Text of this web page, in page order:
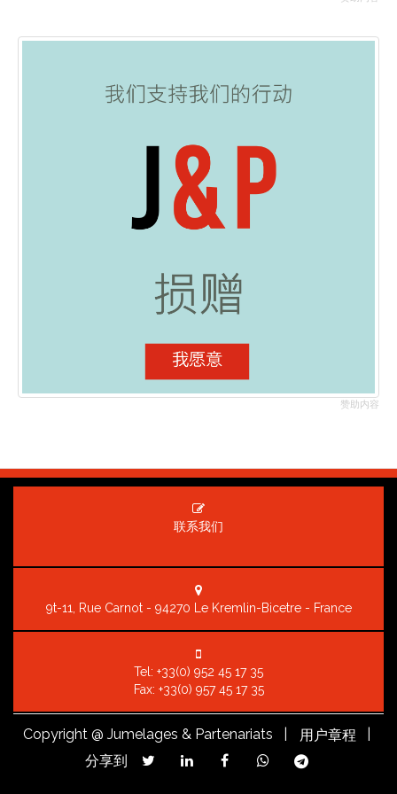
赞助内容
联系我们
9t-11, Rue Carnot - 94270 Le Kremlin-Bicetre - France
Tel: +33(0) 952 45 17 35
Fax: +33(0) 957 45 17 35
Copyright@ Jumelages & Partenariats | 用户章程
分享到